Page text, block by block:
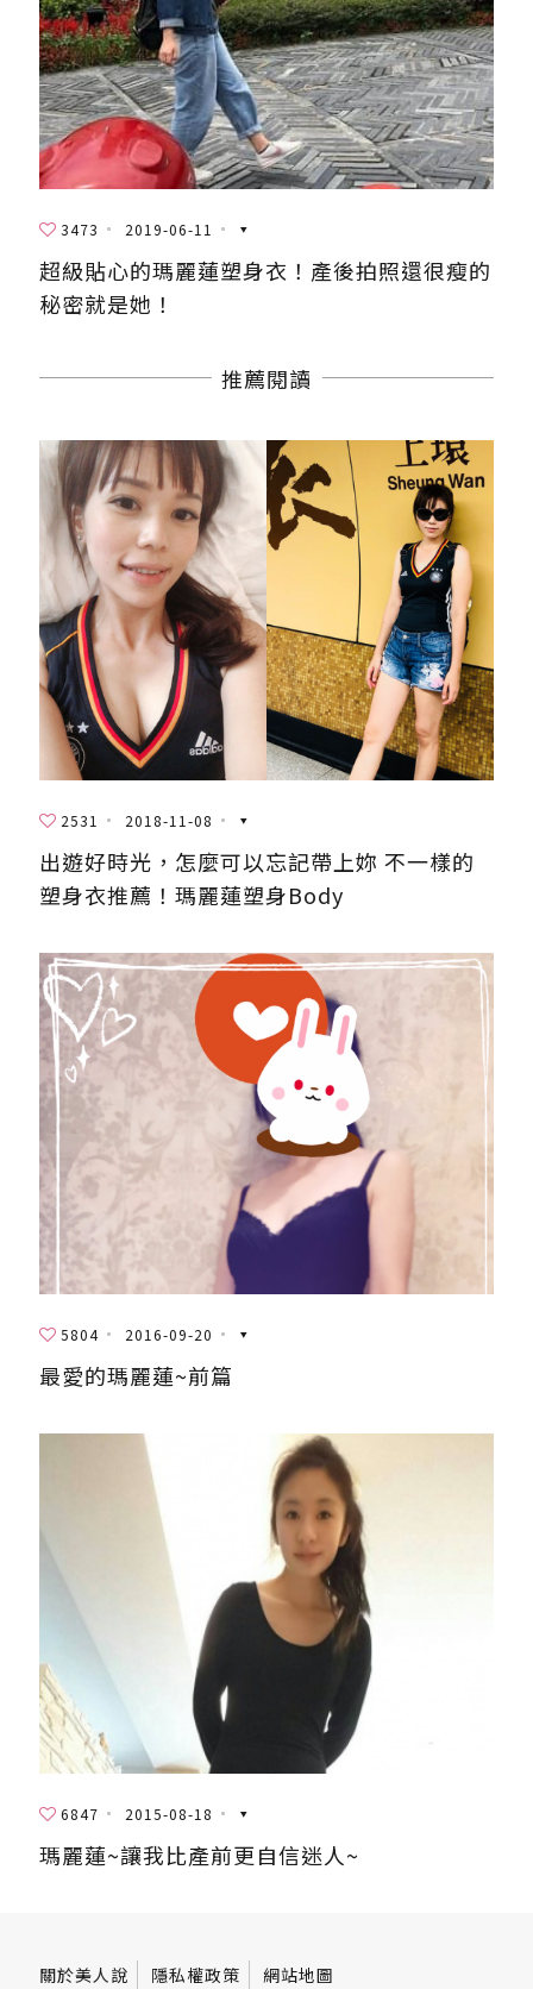
3473 2019-06-11
超級貼心的瑪麗蓮塑身衣！產後拍照還很瘦的
秘密就是她！
推薦閱讀
2531 2018-11-08
出遊好時光，怎麼可以忘記帶上妳 不一樣的
塑身衣推薦！瑪麗蓮塑身Body
5804 2016-09-20
最愛的瑪麗蓮~前篇
6847 2015-08-18
瑪麗蓮~讓我比產前更自信迷人~
關於美人說 隱私權政策 網站地圖